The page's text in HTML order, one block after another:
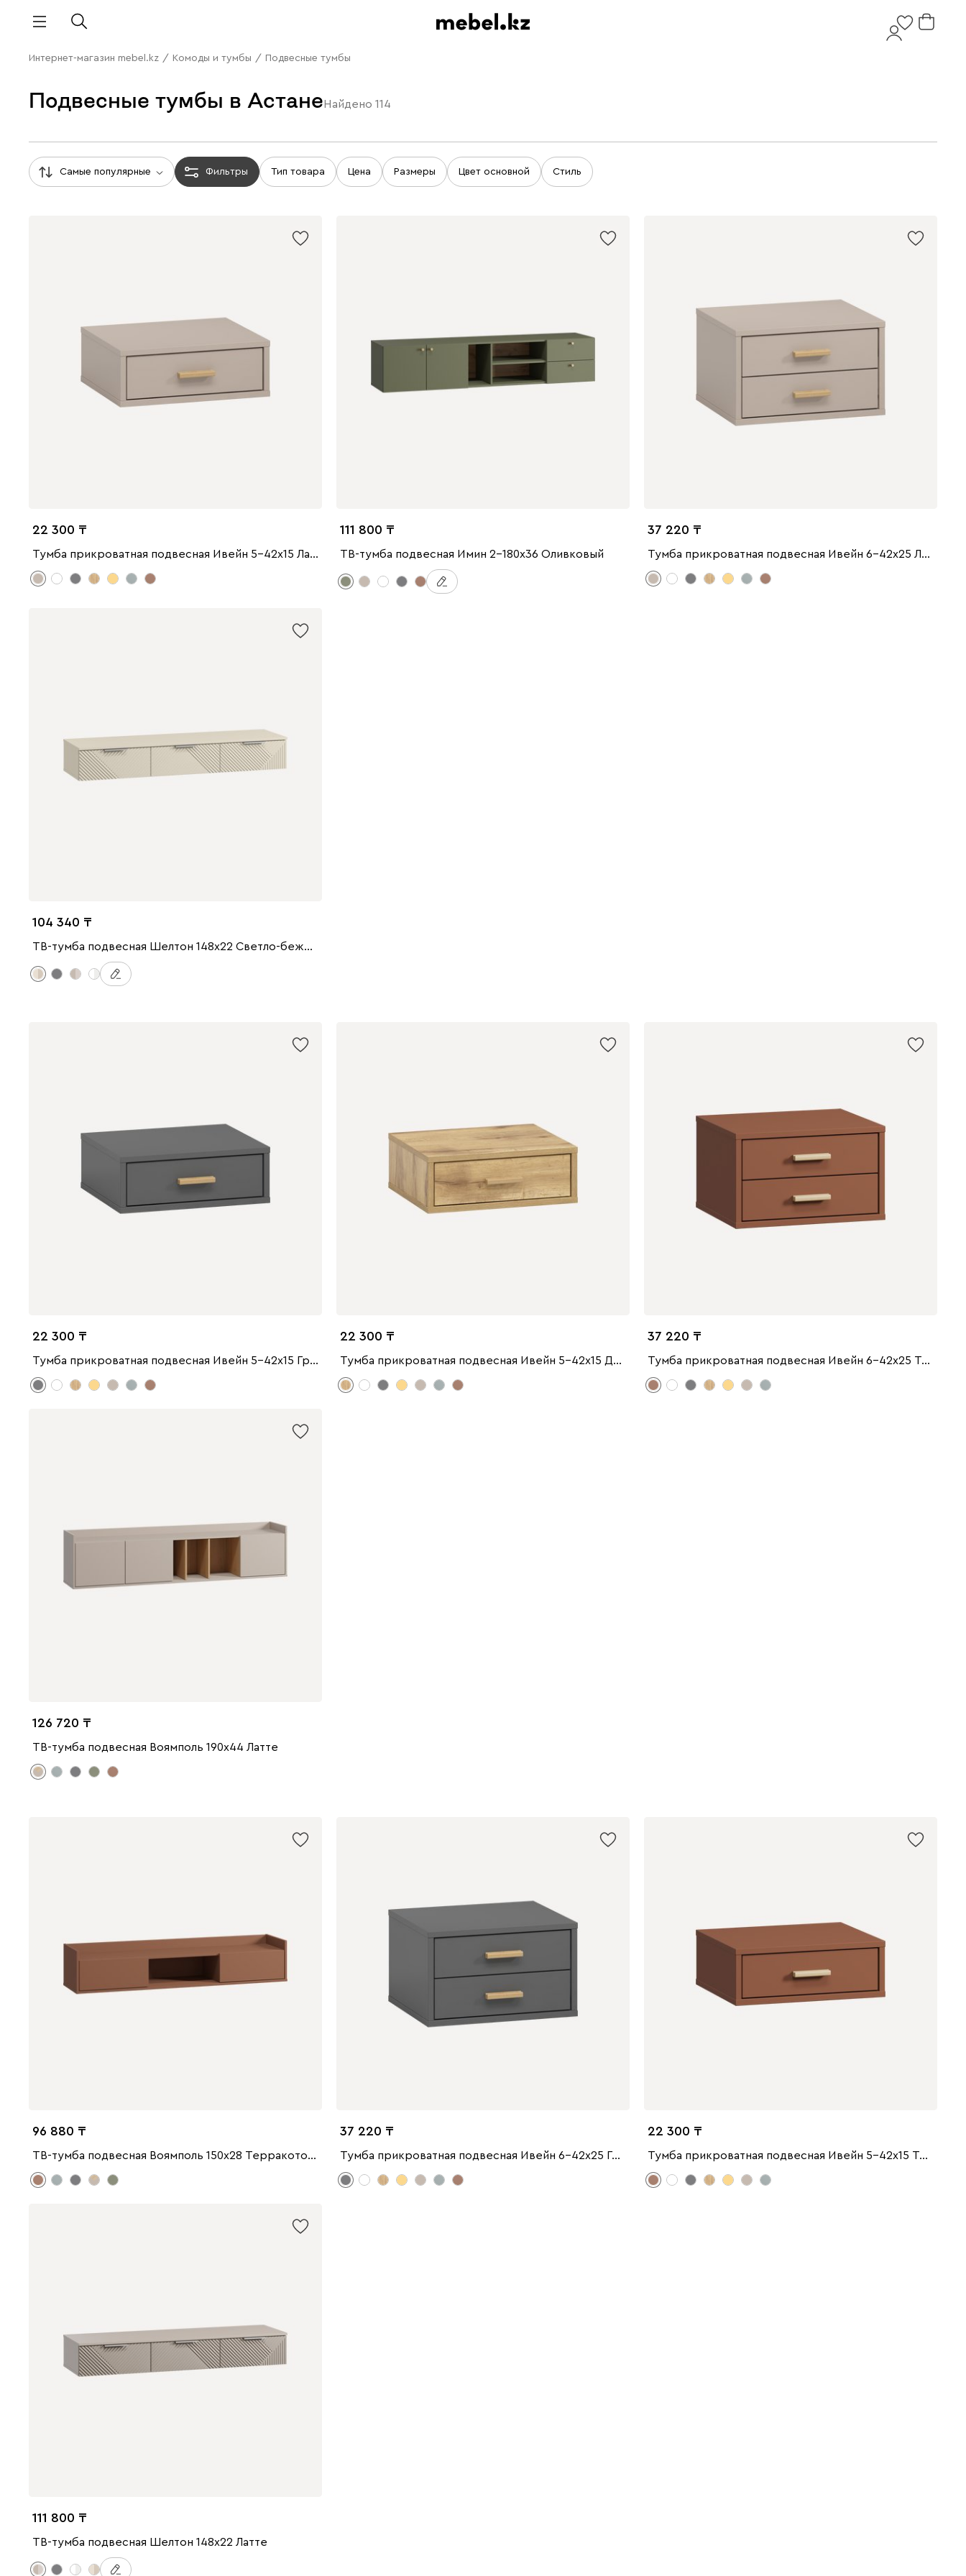
Интернет-магазин mebel.kz / Комоды и тумбы / Подвесные тумбы
Подвесные тумбы в Астане Найдено 114
Самые популярные Фильтры Тип товара Цена Размеры Цвет основной Стиль
22 300
Тумба прикроватная подвесная Ивейн 5-42x15 Латте
111 800
ТВ-тумба подвесная Имин 2-180x36 Оливковый
37 220
Тумба прикроватная подвесная Ивейн 6-42x25 Латте
104 340
ТВ-тумба подвесная Шелтон 148x22 Светло-бежевый
22 300
Тумба прикроватная подвесная Ивейн 5-42x15 Графитовый
22 300
Тумба прикроватная подвесная Ивейн 5-42x15 Дуб Золотистый
37 220
Тумба прикроватная подвесная Ивейн 6-42x25 Терракотовый
126 720
ТВ-тумба подвесная Воямполь 190x44 Латте
96 880
ТВ-тумба подвесная Воямполь 150x28 Терракотовый
37 220
Тумба прикроватная подвесная Ивейн 6-42x25 Графитовый
22 300
Тумба прикроватная подвесная Ивейн 5-42x15 Терракотовый
111 800
ТВ-тумба подвесная Шелтон 148x22 Латте